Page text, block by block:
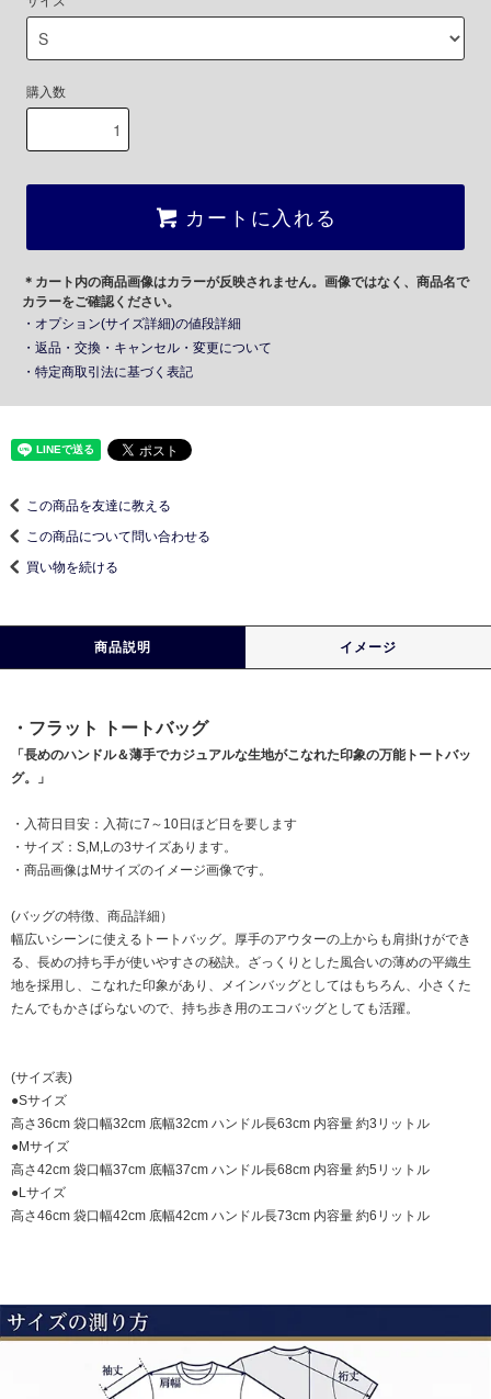
購入数
カートに入れる
＊カート内の商品画像はカラーが反映されません。画像ではなく、商品名で
カラーをご確認ください。
・オプション(サイズ詳細)の値段詳細
・返品・交換・キャンセル・変更について
・特定商取引法に基づく表記
この商品を友達に教える
この商品について問い合わせる
買い物を続ける
商品説明 イメージ
・フラット トートバッグ
「長めのハンドル＆薄手でカジュアルな生地がこなれた印象の万能トートバッ
グ。」
・入荷日目安：入荷に7～10日ほど日を要します
・サイズ：S,M,Lの3サイズあります。
・商品画像はMサイズのイメージ画像です。
(バッグの特徴、商品詳細）
幅広いシーンに使えるトートバッグ。厚手のアウターの上からも肩掛けができ
る、長めの持ち手が使いやすさの秘訣。ざっくりとした風合いの薄めの平織生
地を採用し、こなれた印象があり、メインバッグとしてはもちろん、小さくた
たんでもかさばらないので、持ち歩き用のエコバッグとしても活躍。
(サイズ表)
●Sサイズ
高さ36cm 袋口幅32cm 底幅32cm ハンドル長63cm 内容量 約3リットル
●Mサイズ
高さ42cm 袋口幅37cm 底幅37cm ハンドル長68cm 内容量 約5リットル
●Lサイズ
高さ46cm 袋口幅42cm 底幅42cm ハンドル長73cm 内容量 約6リットル